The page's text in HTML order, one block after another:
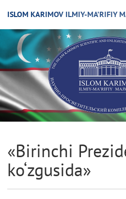
ISLOM KARIMOV ILMIY-MA’RIFIY
«Birinchi
ko‘zgusida»